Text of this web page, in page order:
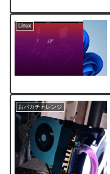
Linux
おバカチャレンジ